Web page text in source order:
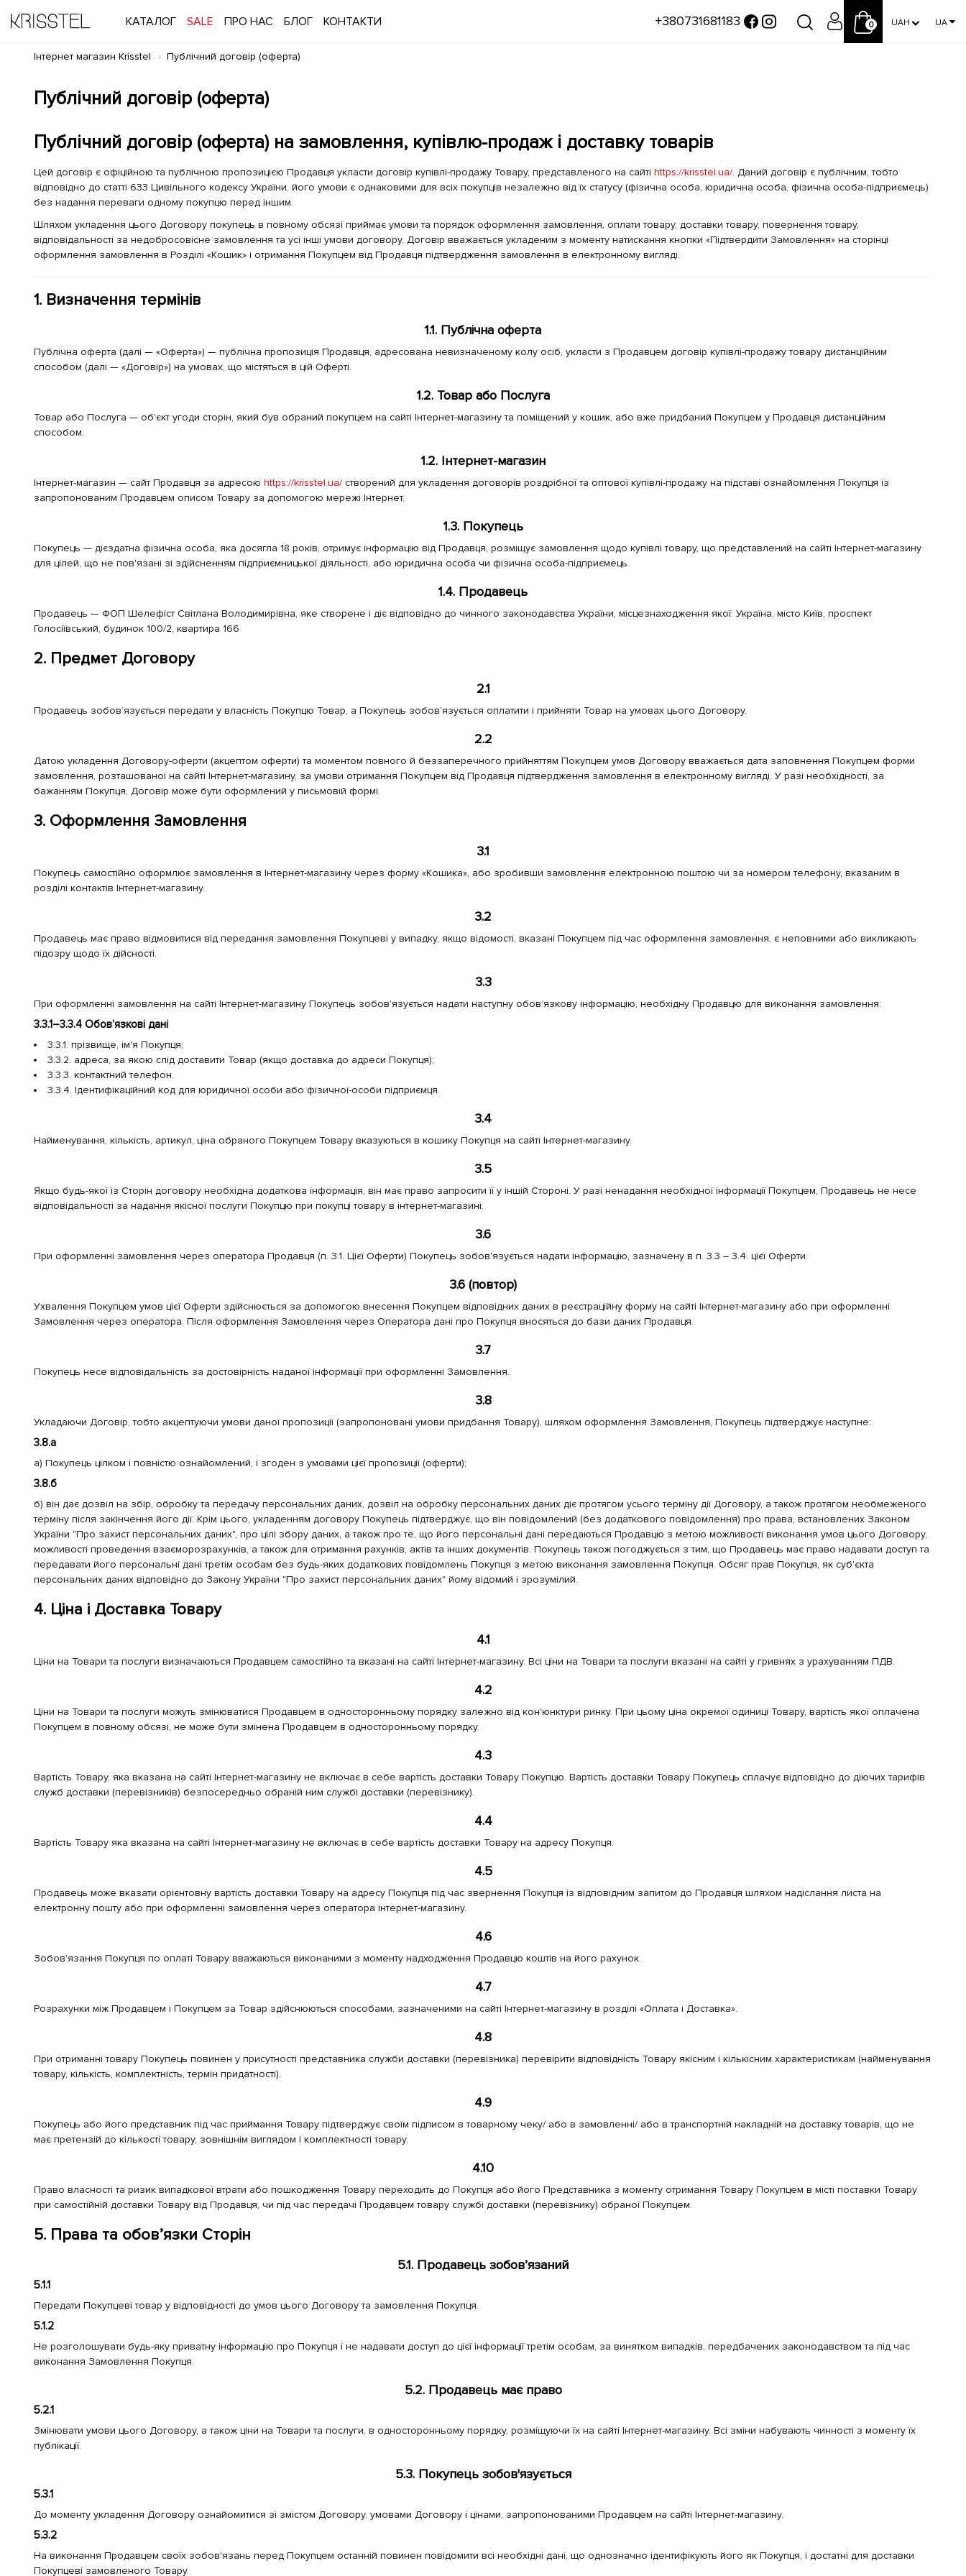
КАТАЛОГ SALE ПРО НАС БЛОГ КОНТАКТИ +380731681183 0 UAH UA
Інтернет магазин Krisstel Публічний договір (оферта)
Публічний договір (оферта)
Публічний договір (оферта) на замовлення, купівлю-продаж і доставку товарів
Цей договір є офіційною та публічною пропозицією Продавця укласти договір купівлі-продажу Товару, представленого на сайті https://krisstel.ua/. Даний договір є публічним, тобто
відповідно до статті 633 Цивільного кодексу України, його умови є однаковими для всіх покупців незалежно від їх статусу (фізична особа, юридична особа, фізична особа-підприємець)
без надання переваги одному покупцю перед іншим.
Шляхом укладення цього Договору покупець в повному обсязі приймає умови та порядок оформлення замовлення, оплати товару, доставки товару, повернення товару,
відповідальності за недобросовісне замовлення та усі інші умови договору. Договір вважається укладеним з моменту натискання кнопки «Підтвердити Замовлення» на сторінці
оформлення замовлення в Розділі «Кошик» і отримання Покупцем від Продавця підтвердження замовлення в електронному вигляді.
1. Визначення термінів
1.1. Публічна оферта
Публічна оферта (далі — «Оферта») — публічна пропозиція Продавця, адресована невизначеному колу осіб, укласти з Продавцем договір купівлі-продажу товару дистанційним
способом (далі — «Договір») на умовах, що містяться в цій Оферті.
1.2. Товар або Послуга
Товар або Послуга — об'єкт угоди сторін, який був обраний покупцем на сайті Інтернет-магазину та поміщений у кошик, або вже придбаний Покупцем у Продавця дистанційним
способом.
1.2. Інтернет-магазин
Інтернет-магазин — сайт Продавця за адресою https://krisstel.ua/ створений для укладення договорів роздрібної та оптової купівлі-продажу на підставі ознайомлення Покупця із
запропонованим Продавцем описом Товару за допомогою мережі Інтернет.
1.3. Покупець
Покупець — дієздатна фізична особа, яка досягла 18 років, отримує інформацію від Продавця, розміщує замовлення щодо купівлі товару, що представлений на сайті Інтернет-магазину
для цілей, що не пов'язані зі здійсненням підприємницької діяльності, або юридична особа чи фізична особа-підприємець.
1.4. Продавець
Продавець — ФОП Шелефіст Світлана Володимирівна, яке створене і діє відповідно до чинного законодавства України, місцезнаходження якої: Україна, місто Київ, проспект
Голосіївський, будинок 100/2, квартира 166
2. Предмет Договору
2.1
Продавець зобов’язується передати у власність Покупцю Товар, а Покупець зобов’язується оплатити і прийняти Товар на умовах цього Договору.
2.2
Датою укладення Договору-оферти (акцептом оферти) та моментом повного й беззаперечного прийняттям Покупцем умов Договору вважається дата заповнення Покупцем форми
замовлення, розташованої на сайті Інтернет-магазину, за умови отримання Покупцем від Продавця підтвердження замовлення в електронному вигляді. У разі необхідності, за
бажанням Покупця, Договір може бути оформлений у письмовій формі.
3. Оформлення Замовлення
3.1
Покупець самостійно оформлює замовлення в Інтернет-магазину через форму «Кошика», або зробивши замовлення електронною поштою чи за номером телефону, вказаним в
розділі контактів Інтернет-магазину.
3.2
Продавець має право відмовитися від передання замовлення Покупцеві у випадку, якщо відомості, вказані Покупцем під час оформлення замовлення, є неповними або викликають
підозру щодо їх дійсності.
3.3
При оформленні замовлення на сайті Інтернет-магазину Покупець зобов'язується надати наступну обов’язкову інформацію, необхідну Продавцю для виконання замовлення:
3.3.1–3.3.4 Обов’язкові дані
3.3.1. прізвище, ім'я Покупця;
3.3.2. адреса, за якою слід доставити Товар (якщо доставка до адреси Покупця);
3.3.3. контактний телефон.
3.3.4. Ідентифікаційний код для юридичної особи або фізичної-особи підприємця.
3.4
Найменування, кількість, артикул, ціна обраного Покупцем Товару вказуються в кошику Покупця на сайті Інтернет-магазину.
3.5
Якщо будь-якої із Сторін договору необхідна додаткова інформація, він має право запросити її у іншій Стороні. У разі ненадання необхідної інформації Покупцем, Продавець не несе
відповідальності за надання якісної послуги Покупцю при покупці товару в інтернет-магазині.
3.6
При оформленні замовлення через оператора Продавця (п. 3.1. Цієї Оферти) Покупець зобов'язується надати інформацію, зазначену в п. 3.3 – 3.4. цієї Оферти.
3.6 (повтор)
Ухвалення Покупцем умов цієї Оферти здійснюється за допомогою внесення Покупцем відповідних даних в реєстраційну форму на сайті Інтернет-магазину або при оформленні
Замовлення через оператора. Після оформлення Замовлення через Оператора дані про Покупця вносяться до бази даних Продавця.
3.7
Покупець несе відповідальність за достовірність наданої інформації при оформленні Замовлення.
3.8
Укладаючи Договір, тобто акцептуючи умови даної пропозиції (запропоновані умови придбання Товару), шляхом оформлення Замовлення, Покупець підтверджує наступне:
3.8.a
а) Покупець цілком і повністю ознайомлений, і згоден з умовами цієї пропозиції (оферти);
3.8.б
б) він дає дозвіл на збір, обробку та передачу персональних даних, дозвіл на обробку персональних даних діє протягом усього терміну дії Договору, а також протягом необмеженого
терміну після закінчення його дії. Крім цього, укладенням договору Покупець підтверджує, що він повідомлений (без додаткового повідомлення) про права, встановлених Законом
України "Про захист персональних даних", про цілі збору даних, а також про те, що його персональні дані передаються Продавцю з метою можливості виконання умов цього Договору,
можливості проведення взаєморозрахунків, а також для отримання рахунків, актів та інших документів. Покупець також погоджується з тим, що Продавець має право надавати доступ та
передавати його персональні дані третім особам без будь-яких додаткових повідомлень Покупця з метою виконання замовлення Покупця. Обсяг прав Покупця, як суб'єкта
персональних даних відповідно до Закону України "Про захист персональних даних" йому відомий і зрозумілий.
4. Ціна і Доставка Товару
4.1
Ціни на Товари та послуги визначаються Продавцем самостійно та вказані на сайті Інтернет-магазину. Всі ціни на Товари та послуги вказані на сайті у гривнях з урахуванням ПДВ.
4.2
Ціни на Товари та послуги можуть змінюватися Продавцем в односторонньому порядку залежно від кон'юнктури ринку. При цьому ціна окремої одиниці Товару, вартість якої оплачена
Покупцем в повному обсязі, не може бути змінена Продавцем в односторонньому порядку.
4.3
Вартість Товару, яка вказана на сайті Інтернет-магазину не включає в себе вартість доставки Товару Покупцю. Вартість доставки Товару Покупець сплачує відповідно до діючих тарифів
служб доставки (перевізників) безпосередньо обраній ним службі доставки (перевізнику).
4.4
Вартість Товару яка вказана на сайті Інтернет-магазину не включає в себе вартість доставки Товару на адресу Покупця.
4.5
Продавець може вказати орієнтовну вартість доставки Товару на адресу Покупця під час звернення Покупця із відповідним запитом до Продавця шляхом надіслання листа на
електронну пошту або при оформленні замовлення через оператора інтернет-магазину.
4.6
Зобов'язання Покупця по оплаті Товару вважаються виконаними з моменту надходження Продавцю коштів на його рахунок.
4.7
Розрахунки між Продавцем і Покупцем за Товар здійснюються способами, зазначеними на сайті Інтернет-магазину в розділі «Оплата і Доставка».
4.8
При отриманні товару Покупець повинен у присутності представника служби доставки (перевізника) перевірити відповідність Товару якісним і кількісним характеристикам (найменування
товару, кількість, комплектність, термін придатності).
4.9
Покупець або його представник під час приймання Товару підтверджує своїм підписом в товарному чеку/ або в замовленні/ або в транспортній накладній на доставку товарів, що не
має претензій до кількості товару, зовнішнім виглядом і комплектності товару.
4.10
Право власності та ризик випадкової втрати або пошкодження Товару переходить до Покупця або його Представника з моменту отримання Товару Покупцем в місті поставки Товару
при самостійній доставки Товару від Продавця, чи під час передачі Продавцем товару службі доставки (перевізнику) обраної Покупцем.
5. Права та обов’язки Сторін
5.1. Продавець зобов’язаний
5.1.1
Передати Покупцеві товар у відповідності до умов цього Договору та замовлення Покупця.
5.1.2
Не розголошувати будь-яку приватну інформацію про Покупця і не надавати доступ до цієї інформації третім особам, за винятком випадків, передбачених законодавством та під час
виконання Замовлення Покупця.
5.2. Продавець має право
5.2.1
Змінювати умови цього Договору, а також ціни на Товари та послуги, в односторонньому порядку, розміщуючи їх на сайті Інтернет-магазину. Всі зміни набувають чинності з моменту їх
публікації.
5.3. Покупець зобов'язується
5.3.1
До моменту укладення Договору ознайомитися зі змістом Договору, умовами Договору і цінами, запропонованими Продавцем на сайті Інтернет-магазину.
5.3.2
На виконання Продавцем своїх зобов'язань перед Покупцем останній повинен повідомити всі необхідні дані, що однозначно ідентифікують його як Покупця, і достатні для доставки
Покупцеві замовленого Товару.